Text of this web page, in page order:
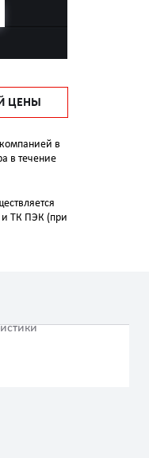
ЦЕНЫ
в
в течение
ТК ПЭК (при